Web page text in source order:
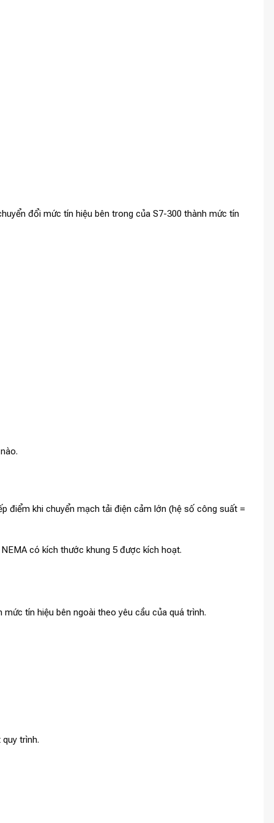
đổi mức tín hiệu bên trong của S7-300 thành mức tín
điểm khi chuyển mạch tải điện cảm lớn (hệ số công suất =
có kích thước khung 5 được kích hoạt.
tín hiệu bên ngoài theo yêu cầu của quá trình.
trình.